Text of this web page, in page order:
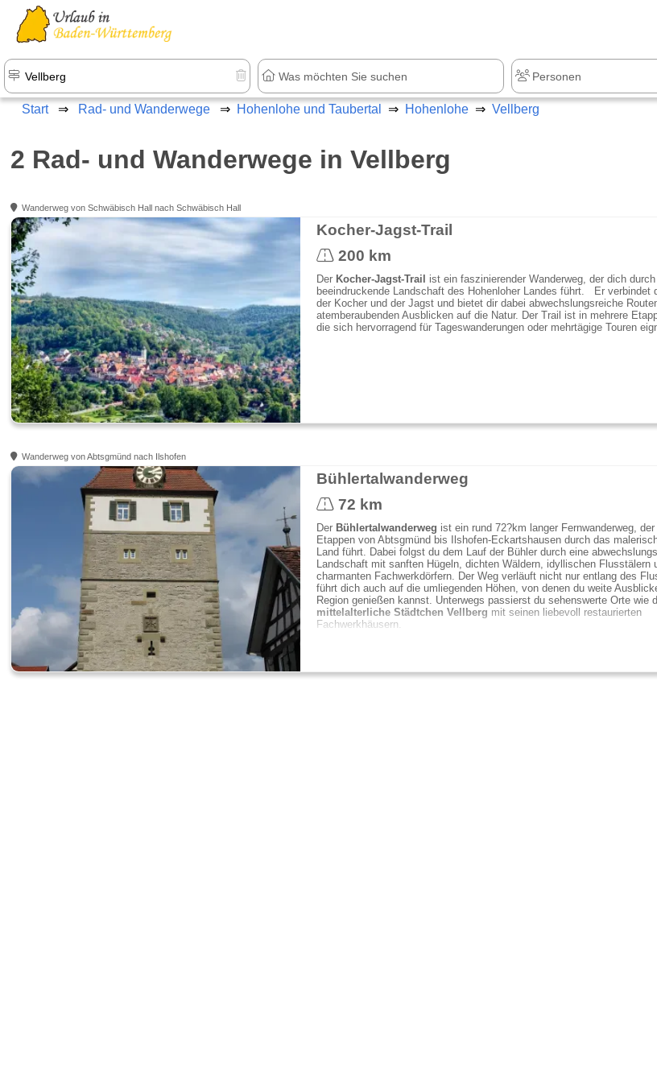
Start Rad- und Wanderwege Hohenlohe und Taubertal Hohenlohe Vellberg
2 Rad- und Wanderwege in Vellberg
Wanderweg von Schwäbisch Hall nach Schwäbisch Hall
Kocher-Jagst-Trail
200 km
Der Kocher-Jagst-Trail
ist ein faszinierender Wanderweg, der dich
beeindruckende Landschaft des Hohenloher Landes führt. Er verbindet
der Kocher und der Jagst und bietet dir dabei abwechslungsreiche
atemberaubenden Ausblicken auf die Natur. Der Trail ist in mehrere
die sich hervorragend für Tageswanderungen oder mehrtägige Touren
Wanderweg von Abtsgmünd nach Ilshofen
Bühlertalwanderweg
72 km
Der Bühlertalwanderweg ist ein rund 72?km langer Fernwanderweg,
Etappen von Abtsgmünd bis Ilshofen-Eckartshausen durch das
Land führt. Dabei folgst du dem Lauf der Bühler durch eine
Landschaft mit sanften Hügeln, dichten Wäldern, idyllischen Flusstälern
charmanten Fachwerkdörfern. Der Weg verläuft nicht nur entlang des
führt dich auch auf die umliegenden Höhen, von denen du weite
Region genießen kannst. Unterwegs passierst du sehenswerte Orte wie
mittelalterliche Städtchen Vellberg mit seinen liebevoll restaurierten
Fachwerkhäusern.